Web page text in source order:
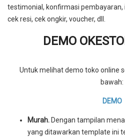
testimonial, konfirmasi pembayaran,
cek resi, cek ongkir, voucher, dll.
DEMO
Untuk melihat demo toko online
bawah:
DEMO
Murah. Dengan tampilan
yang ditawarkan template ini